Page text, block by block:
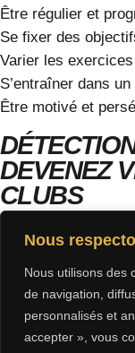
Nous
Nous utilisons des
de navigation,
personnalisés et
accepter », vous
Être régulier et
Se fixer des
Varier les
S’entraîner dans
Être motivé et
DEVENEZ
CLUBS
En complément de
vous propose une
en relation avec
talents. Créez un
performances, et
remarquer par des